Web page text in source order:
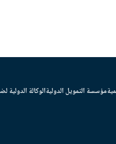
مؤسسة التمويل الدوليةالوكالة الدولية